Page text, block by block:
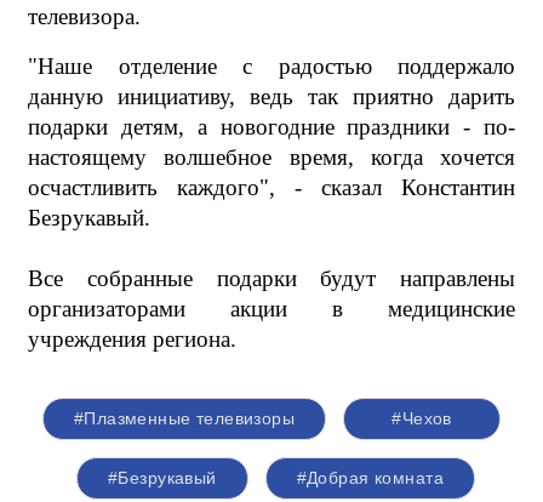
телевизора.
"Наше отделение с радостью поддержало
данную инициативу, ведь так приятно дарить
подарки детям, а новогодние праздники - по-
настоящему волшебное время, когда хочется
осчастливить каждого", - сказал Константин
Безрукавый.
Все собранные подарки будут направлены
организаторами акции в медицинские
учреждения региона.
#Плазменные телевизоры #Чехов
#Безрукавый #Добрая комната